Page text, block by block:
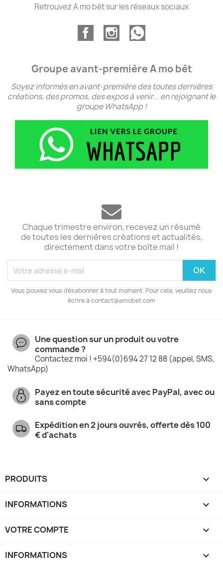
Retrouvez A mo bèt sur les réseaux sociaux
Groupe avant-première A mo bèt
Soyez informés en avant-première des toutes dernières
créations, des promos, des expos à venir... en rejoignant le
groupe WhatsApp !
Chaque trimestre environ, recevez un résumé
de toutes les dernières créations et actualités,
directement dans votre boîte mail !
Vous pouvez vous désabonner à tout moment. Pour cela, veuillez nous
écrire à contact@amobet.com
Une question sur un produit ou votre
commande ?
Contactez moi ! +594(0)694 27 12 88 (appel, SMS,
WhatsApp)
Payez en toute sécurité avec PayPal, avec ou
sans compte
Expédition en 2 jours ouvrés, offerte dès 100
€ d'achats
PRODUITS 
INFORMATIONS 
VOTRE COMPTE 
INFORMATIONS keyboard_arrow_down